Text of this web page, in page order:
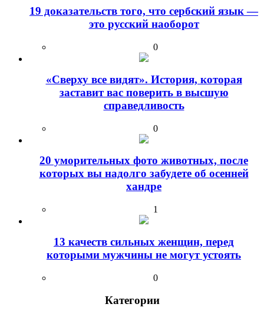
19 доказательств того, что сербский язык —
это русский наоборот
0
«Сверху все видят». История, которая
заставит вас поверить в высшую
справедливость
0
20 уморительных фото животных, после
которых вы надолго забудете об осенней
хандре
1
13 качеств сильных женщин, перед
которыми мужчины не могут устоять
0
Категории